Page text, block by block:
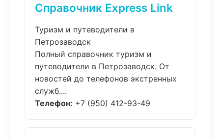
Справочник Express Link
Туризм и путеводители в
Петрозаводск
Полный справочник туризм и
путеводители в Петрозаводск. От
новостей до телефонов экстренных
служб....
Телефон: +7 (950) 412-93-49